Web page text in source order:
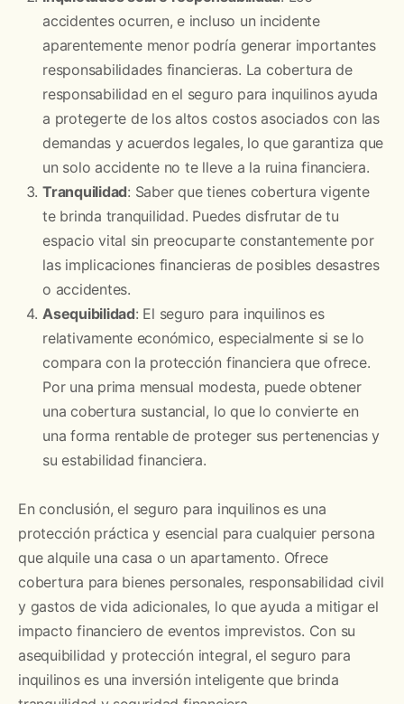
accidentes ocurren, e incluso un incidente
aparentemente menor podría generar importantes
responsabilidades financieras. La cobertura de
responsabilidad en el seguro para inquilinos ayuda
a protegerte de los altos costos asociados con las
demandas y acuerdos legales, lo que garantiza que
un solo accidente no te lleve a la ruina financiera.
Tranquilidad: Saber que tienes cobertura vigente
te brinda tranquilidad. Puedes disfrutar de tu
espacio vital sin preocuparte constantemente por
las implicaciones financieras de posibles desastres
o accidentes.
Asequibilidad: El seguro para inquilinos es
relativamente económico, especialmente si se lo
compara con la protección financiera que ofrece.
Por una prima mensual modesta, puede obtener
una cobertura sustancial, lo que lo convierte en
una forma rentable de proteger sus pertenencias y
su estabilidad financiera.
En conclusión, el seguro para inquilinos es una
protección práctica y esencial para cualquier persona
que alquile una casa o un apartamento. Ofrece
cobertura para bienes personales, responsabilidad civil
y gastos de vida adicionales, lo que ayuda a mitigar el
impacto financiero de eventos imprevistos. Con su
asequibilidad y protección integral, el seguro para
inquilinos es una inversión inteligente que brinda